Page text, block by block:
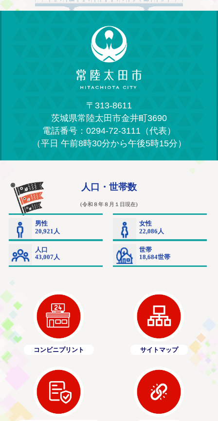
〒313-8611
茨城県常陸太田市金井町3690
電話番号：0294-72-3111（代表）
（平日 午前8時30分から午後5時15分）
コンビニプリント サイトマップ